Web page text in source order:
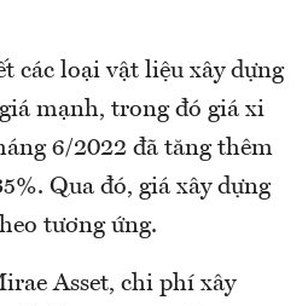
các loại vật liệu xây dựng
mạnh, trong đó giá xi
6/2022 đã tăng thêm
Qua đó, giá xây dựng
tương ứng.
Asset, chi phí xây